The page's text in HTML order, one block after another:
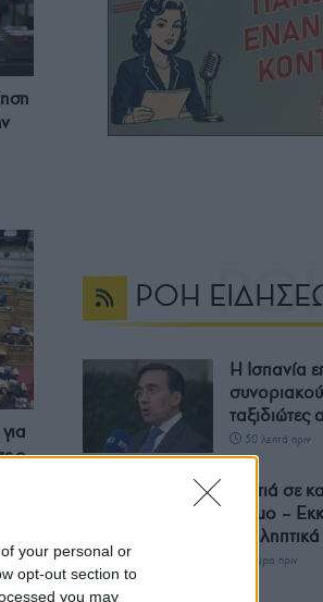
your personal or
opt-out section to
you may
ο
ΡΟΗ
Η Ισπανία
ταξιδιώτες
50 λεπτά πριν
Φωτιά σε
Άλιμο –
1 ώρα πριν